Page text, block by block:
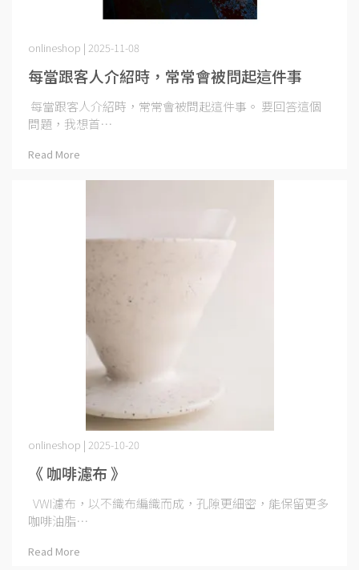
每當跟客人介紹時，常常會被問起這件事
onlineshop | 2025-11-08
每當跟客人介紹時，常常會被問起這件事。 要回答這個
問題，我想首⋯
Read More
《 咖啡濾布 》
onlineshop | 2025-10-20
VWI濾布，以不織布編織而成，孔隙更細密，能保留更多
咖啡油脂⋯
Read More